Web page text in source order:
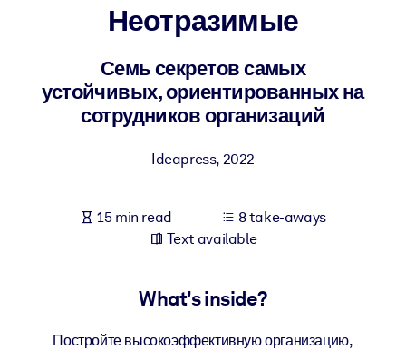
For LMS/LXP
Bring bite-sized, verified knowledge into your LMS/LXP for
learning results.
For AI Systems
Неотразимые
Семь секретов самых
устойчивых, ориентированных на
сотрудников организаций
Ideapress, 2022
15 min read
8 take-aways
Text available
What's inside?
Постройте высокоэффективную организацию,